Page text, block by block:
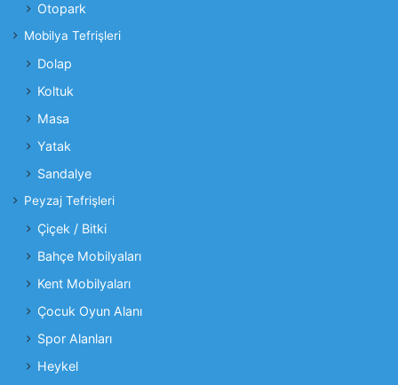
Otopark
Mobilya Tefrişleri
Dolap
Koltuk
Masa
Yatak
Sandalye
Peyzaj Tefrişleri
Çiçek / Bitki
Bahçe Mobilyaları
Kent Mobilyaları
Çocuk Oyun Alanı
Spor Alanları
Heykel